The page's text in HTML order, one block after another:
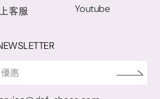
客服
Youtube